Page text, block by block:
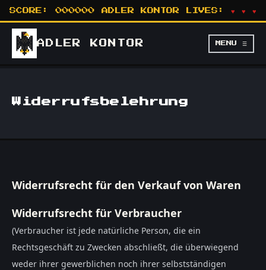
SCORE: 000000 ADLER KONTOR LIVES: ♥ ♥ ♥
ADLER KONTOR MENU ☰
Widerrufsbelehrung
Widerrufsrecht für den Verkauf von Waren
Widerrufsrecht für Verbraucher
(Verbraucher ist jede natürliche Person, die ein
Rechtsgeschäft zu Zwecken abschließt, die überwiegend
weder ihrer gewerblichen noch ihrer selbstständigen